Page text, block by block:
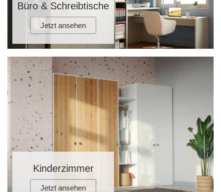
Büro & Schreibtische
Jetzt ansehen
Kinderzimmer
Jetzt ansehen